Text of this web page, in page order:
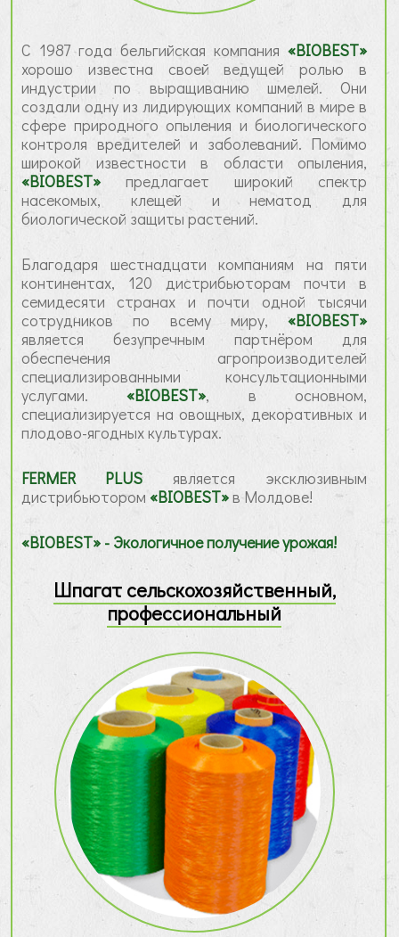
С 1987 года бельгийская компания «BIOBEST»
хорошо известна своей ведущей ролью в
индустрии по выращиванию шмелей. Они
создали одну из лидирующих компаний в мире в
сфере природного опыления и биологического
контроля вредителей и заболеваний. Помимо
широкой известности в области опыления,
«BIOBEST»
насекомых, клещей и нематод для
биологической защиты растений.
Благодаря шестнадцати компаниям на пяти
континентах, 120 дистрибьюторам почти в
семидесяти странах и почти одной тысячи
сотрудников по всему миру, «BIOBEST»
является безупречным партнёром для
обеспечения агропроизводителей
специализированными консультационными
услугами. «BIOBEST», в основном,
специализируется на овощных, декоративных и
плодово-ягодных культурах.
FERMER PLUSявляется эксклюзивным
дистрибьютором«BIOBEST»в Молдове!
«BIOBEST» - Экологичное получение урожая!
Шпагат сельскохозяйственный,
профессиональный